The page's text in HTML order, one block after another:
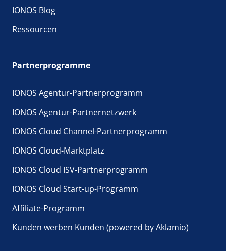
IONOS Blog
Ressourcen
Partnerprogramme
IONOS Agentur-Partnerprogramm
IONOS Agentur-Partnernetzwerk
IONOS Cloud Channel-Partnerprogramm
IONOS Cloud-Marktplatz
IONOS Cloud ISV-Partnerprogramm
IONOS Cloud Start-up-Programm
Affiliate-Programm
Kunden werben Kunden (powered by Aklamio)